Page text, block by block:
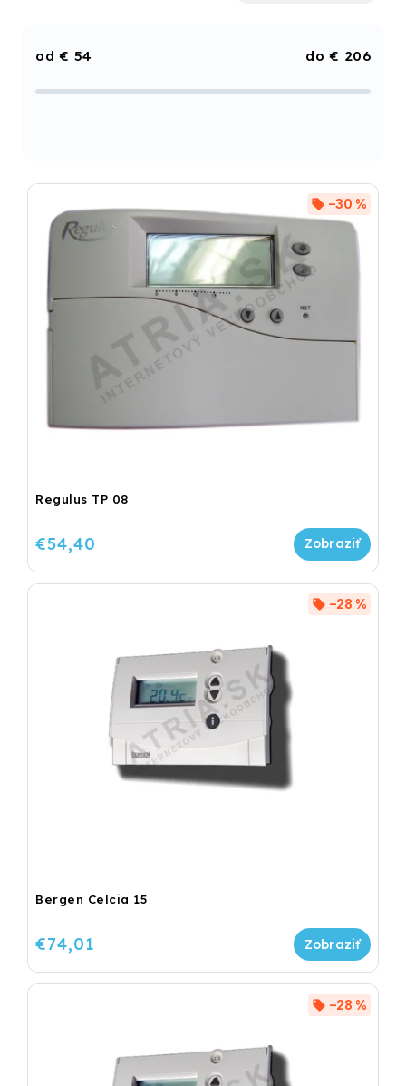
Abecedne
€ 54 € 206
Regulus TP 08
–30 %
€54,40
Bergen Celcia 15
–28 %
€74,01
–28 %